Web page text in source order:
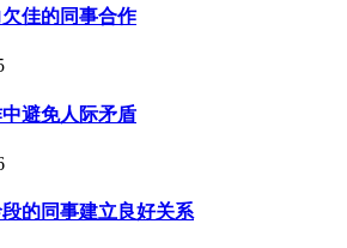
佳的同事合作
避免人际矛盾
的同事建立良好关系